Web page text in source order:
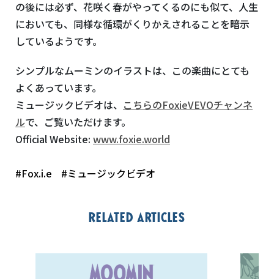
の後には必ず、花咲く春がやってくるのにも似て、人生
においても、同様な循環がくりかえされることを暗示
しているようです。
シンプルなムーミンのイラストは、この楽曲にとても
よくあっています。
ミュージックビデオは、 こちらのFoxieVEVOチャンネ
ルで、ご覧いただけます。
Official Website: www.foxie.world
#Fox.i.e #ミュージックビデオ
Related articles